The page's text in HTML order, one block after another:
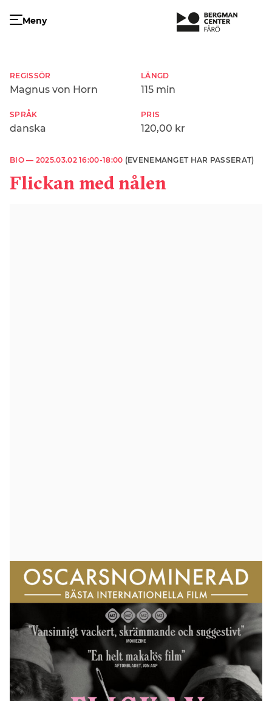
Meny
REGISSÖR
Magnus von Horn
LÄNGD
115 min
SPRÅK
danska
PRIS
120,00 kr
BIO — 2025.03.02 16:00-18:00 (EVENEMANGET HAR PASSERAT)
Flickan med nålen
Karoline är gravid och övergiven när hon möter den
karismatiska Dagmar, som driver en hemlig
adoptionsbyrå i en godisaffär. Hos henne kan fattiga
mammor hitta fosterhem åt sina oönskade barn.
Ett starkt band knyts mellan de två kvinnorna, men
Karolines värld slås i spillror när hon gör en
fruktansvärd upptäckt.Flickan med nålen är ett
gåshudsframkallande drama baserat på en verklig
berättelse, i regi av svenska Magnus von Horn, med